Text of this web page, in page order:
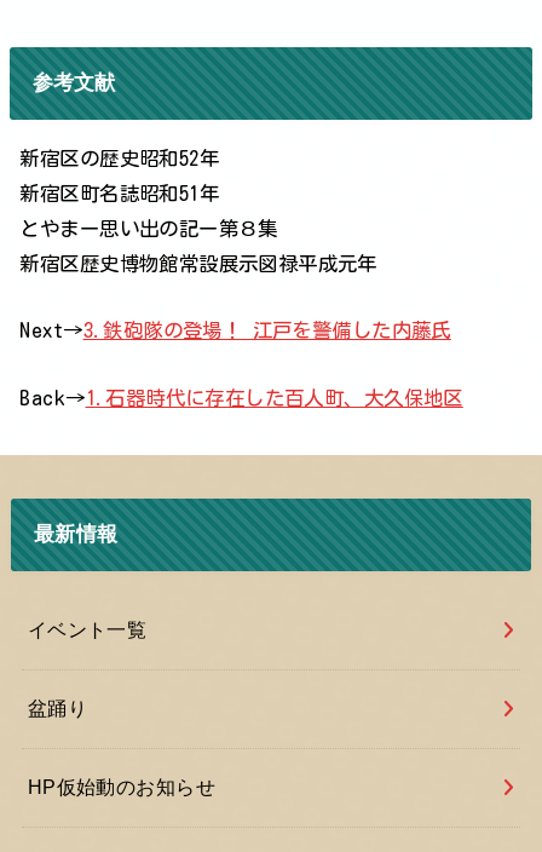
参考文献
新宿区の歴史昭和52年
新宿区町名誌昭和51年
とやまー思い出の記ー第８集
新宿区歴史博物館常設展示図禄平成元年
Next→3.鉄砲隊の登場！ 江戸を警備した内藤氏
Back→1.石器時代に存在した百人町、大久保地区
最新情報
イベント一覧
盆踊り
HP仮始動のお知らせ